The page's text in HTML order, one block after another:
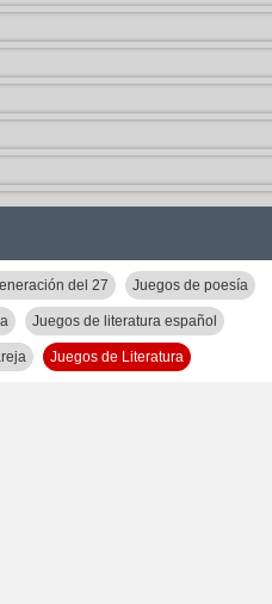
del 27 Juegos de poesía
Juegos de literatura español
Juegos de Literatura